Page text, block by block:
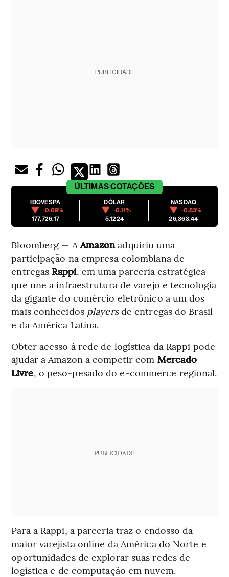
PUBLICIDADE
ÚLTIMASCOTAÇÕES
IBOVESPA
-0.09%
177,726.17
DÓLAR
-0.11%
5.1224
NASDAQ
-0.83%
26,363.44
Bloomberg — AAmazonadquiriu uma
participação na empresa colombiana de
entregas Rappi, em uma parceria estratégica
que une a infraestrutura de varejo e tecnologia
da gigante do comércio eletrônico a um dos
mais conhecidos playersde entregas do Brasil
e da América Latina.
Obter acesso à rede de logística da Rappi pode
ajudar a Amazon a competir com Mercado
Livre, o peso-pesado do e-commerce regional.
PUBLICIDADE
Para a Rappi, a parceria traz o endosso da
maior varejista online da América do Norte e
oportunidades de explorar suas redes de
logística e de computação em nuvem.